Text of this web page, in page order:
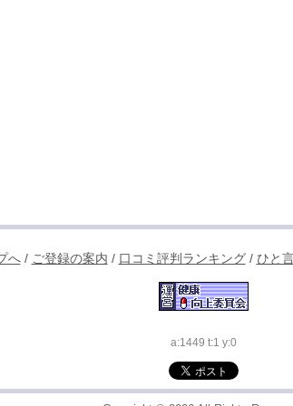
へ/ ご登録の案内 / 口コミ評判ランキング/ ひと
a:1449 t:1 y:0